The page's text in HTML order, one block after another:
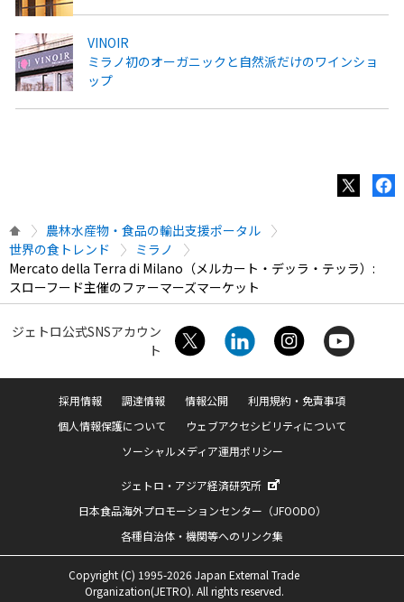
VINOIR
ミラノ初のオーガニックと自然派だけのワインショ
ップ
農林水産物・食品の輸出支援ポータル
世界の食トレンド
ミラノ
Mercato della Terra di Milano（メルカート・デッラ・テッラ）:
スローフード主催のファーマーズマーケット
ジェトロ公式SNSアカウン
ト
採用情報 調達情報 情報公開
利用規約・免責事項
個人情報保護について
ウェブアクセシビリティについて
ソーシャルメディア運用ポリシー
ジェトロ・アジア経済研究所
日本食品海外プロモーションセンター（JFOODO）
各種自治体・機関等へのリンク集
Copyright (C) 1995-2026 Japan External Trade
Organization(JETRO). All rights reserved.